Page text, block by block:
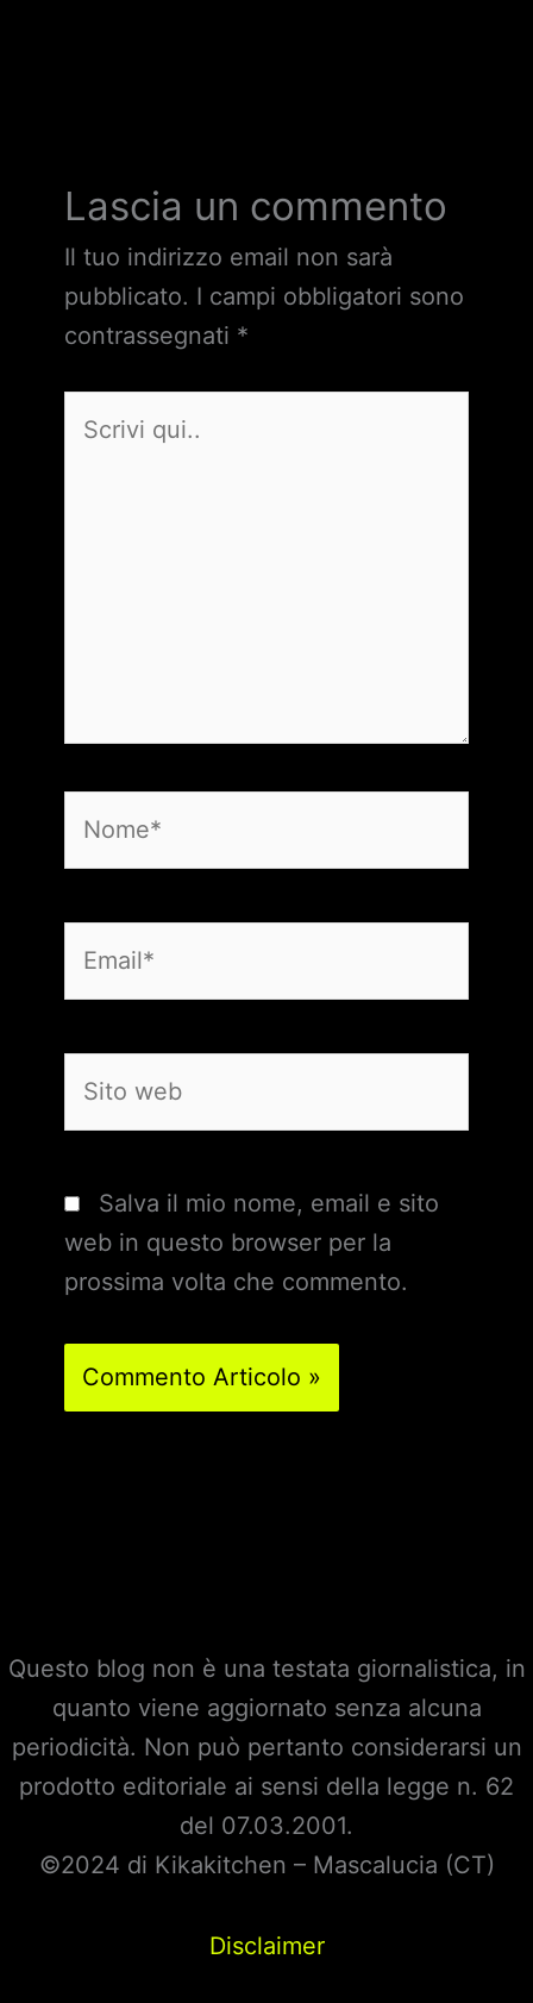
Lascia un commento
Il tuo indirizzo email non sarà
pubblicato. I campi obbligatori sono
contrassegnati *
qui..
web
Salva il mio nome, email e sito
web in questo browser per la
prossima volta che commento.
Questo blog non è una testata giornalistica, in
quanto viene aggiornato senza alcuna
periodicità. Non può pertanto considerarsi un
prodotto editoriale ai sensi della legge n. 62
del 07.03.2001.
©2024 di Kikakitchen – Mascalucia (CT)
Disclaimer